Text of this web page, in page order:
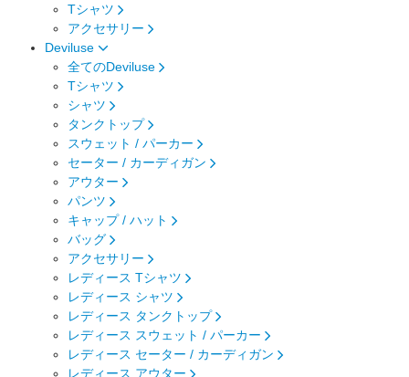
Tシャツ
アクセサリー
Deviluse
全てのDeviluse
Tシャツ
シャツ
タンクトップ
スウェット / パーカー
セーター / カーディガン
アウター
パンツ
キャップ / ハット
バッグ
アクセサリー
レディース Tシャツ
レディース シャツ
レディース タンクトップ
レディース スウェット / パーカー
レディース セーター / カーディガン
レディース アウター